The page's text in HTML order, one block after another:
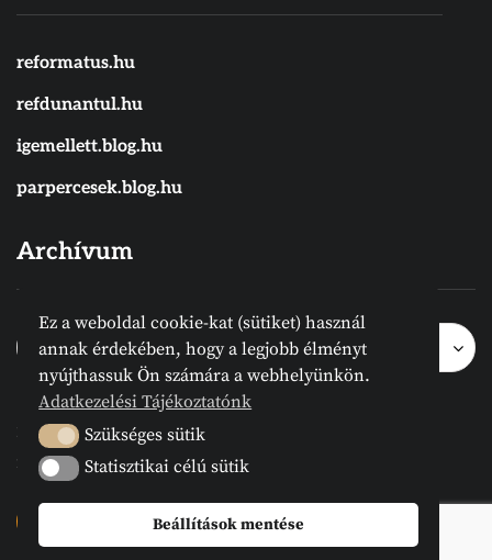
reformatus.hu
refdunantul.hu
igemellett.blog.hu
parpercesek.blog.hu
Archívum
Archívum
Hónap kijelölése
Archívum
2024 © Megvanirva.hu - Minden jog
fenntartva.
Ez a weboldal cookie-kat (sütiket) használ
annak érdekében, hogy a legjobb élményt
nyújthassuk Ön számára a webhelyünkön.
Adatkezelési Tájékoztatónk
Szükséges sütik
Szükséges sütik
Statisztikai célú sütik
Statisztikai célú sütik
Beállítások mentése